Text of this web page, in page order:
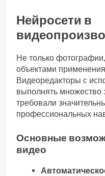
Нейросети в
Не только
объектами
Видеоредакторы с
выполнять множество
требовали
профессиональных
Основные
видео